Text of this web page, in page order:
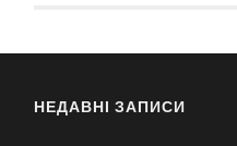
НЕДАВНІ ЗАПИСИ